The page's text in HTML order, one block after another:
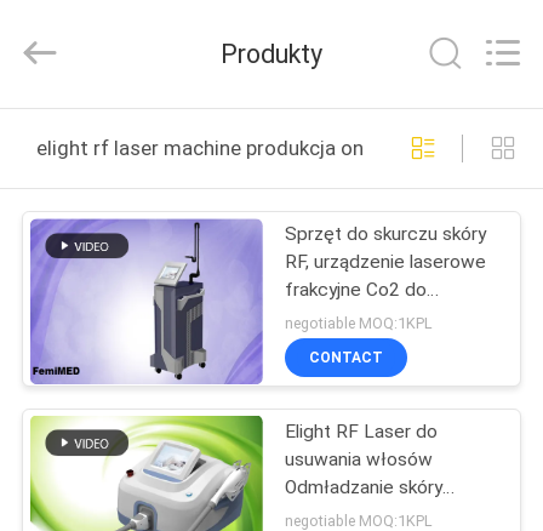
PRODUKTY
NAS
WYCIECZKA
PO
FABRYCE
Rights
by
Produkty
elight rf laser machine produkcja online
Sprzęt do skurczu skóry
RF, urządzenie laserowe
frakcyjne Co2 do
usuwania blizny
negotiable MOQ:1KPL
CONTACT
Elight RF Laser do
usuwania włosów
Odmładzanie skóry
Zaostrzenie skóry
negotiable MOQ:1KPL